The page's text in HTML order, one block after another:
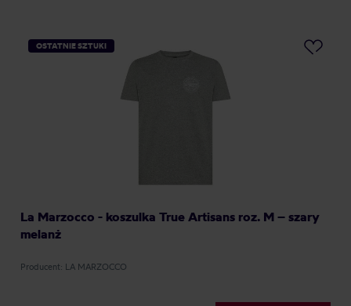
OSTATNIE SZTUKI
La Marzocco - koszulka True Artisans roz. M – szary
melanż
Producent: LA MARZOCCO